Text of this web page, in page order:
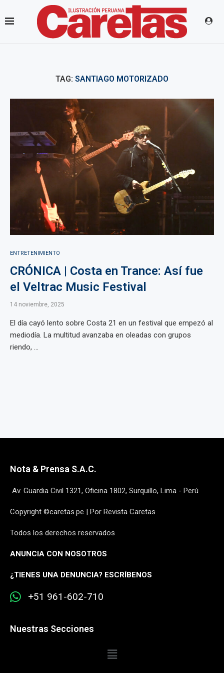
TAG: SANTIAGO MOTORIZADO
ENTRETENIMIENTO
CRÓNICA | Costa en Trance: Así fue
el Veltrac Music Festival
14 noviembre, 2025
El día cayó lento sobre Costa 21 en un festival que empezó al
mediodía. La multitud avanzaba en oleadas con grupos
riendo, ...
Nota & Prensa S.A.C.
Av. Guardia Civil 1321, Oficina 1802, Surquillo, Lima - Perú
Copyright ©caretas.pe | Por Revista Caretas
Todos los derechos reservados
ANUNCIA CON NOSOTROS
¿TIENES UNA DENUNCIA? ESCRÍBENOS
+51 961-602-710
Nuestras Secciones